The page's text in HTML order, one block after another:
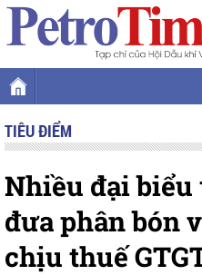
TIÊU ĐIỂM
Nhiều đại
đưa phân bón
chịu thuế